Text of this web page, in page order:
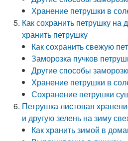
Хранение петрушки в
Как сохранить петрушку на
хранить петрушку
Как сохранить свежую
Заморозка пучков
Другие способы
Хранение петрушки в
Сохранение петрушки
Петрушка листовая
и другую зелень на зиму
Как хранить зимой в